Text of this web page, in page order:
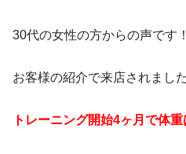
30代の女性の方からの声です！
お客様の紹介で来店されました
トレーニング開始4ヶ月で体重